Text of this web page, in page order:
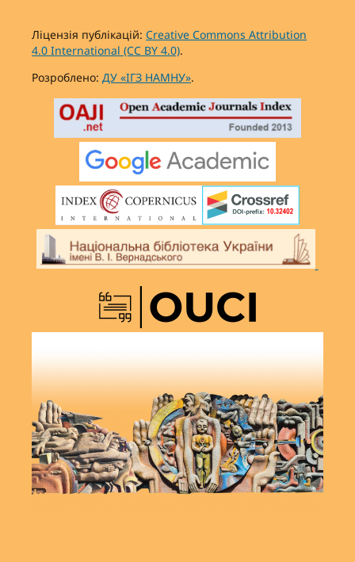
Ліцензія публікацій: Creative Commons Attribution
4.0 International (CC BY 4.0).
Розроблено: ДУ «ІГЗ НАМНУ».